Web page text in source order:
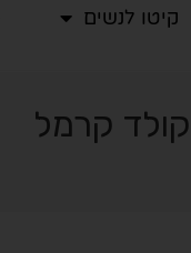
קיטו לנשים
קרמל